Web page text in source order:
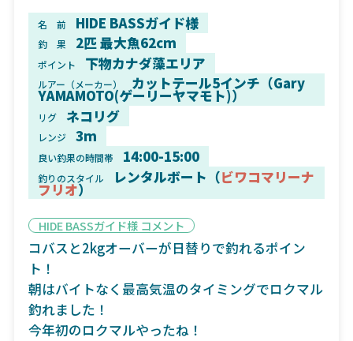
名 前 HIDE BASSガイド様
釣 果 2匹 最大魚62cm
ポイント 下物カナダ藻エリア
ルアー（メーカー） カットテール5インチ（Gary
YAMAMOTO(ゲーリーヤマモト)）
リグ ネコリグ
レンジ 3m
良い釣果の時間帯 14:00-15:00
釣りのスタイル レンタルボート（ビワコマリーナ
フリオ）
HIDE BASSガイド様 コメント
コバスと2kgオーバーが日替りで釣れるポイン
ト！
朝はバイトなく最高気温のタイミングでロクマル
釣れました！
今年初のロクマルやったね！